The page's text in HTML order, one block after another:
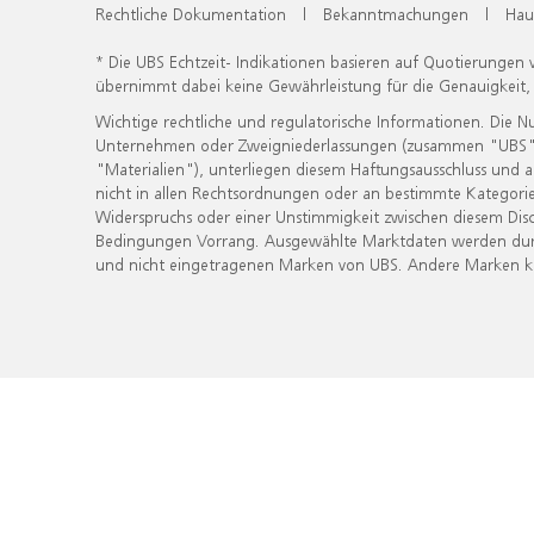
Rechtliche Dokumentation | Bekanntmachungen |
* Die UBS Echtzeit- Indikationen basieren auf
übernimmt dabei keine Gewährleistung für die
Wichtige rechtliche und regulatorische Informationen. Die
Unternehmen oder Zweigniederlassungen (zusammen
"Materialien"), unterliegen diesem Haftungsausschluss
nicht in allen Rechtsordnungen oder an bestimmte
Widerspruchs oder einer Unstimmigkeit zwischen diesem
Bedingungen Vorrang. Ausgewählte Marktdaten werden
und nicht eingetragenen Marken von UBS. Andere Marken